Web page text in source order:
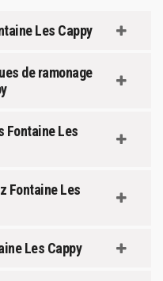
Les Cappy
de ramonage
Fontaine Les
Fontaine Les
Les Cappy